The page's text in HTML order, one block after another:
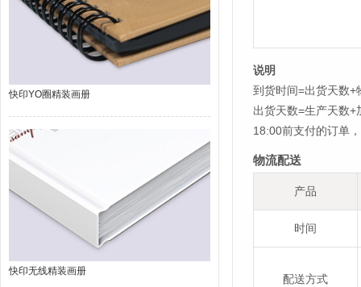
快印YO圈精装画册
快印无线精装画册
说明
到货时间=出货天数+
出货天数=生产天数
18:00前支付的订单
物流配送
产品
时间
配送方式